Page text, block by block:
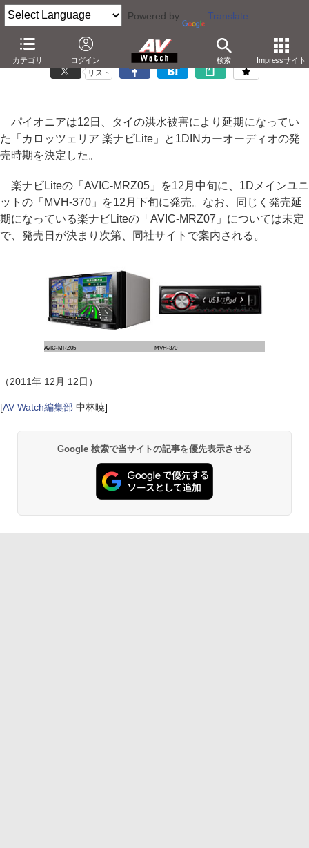
Powered by Translate
カテゴリ ログイン 検索 Impressサイト
パイオニア、タイ洪水で延期していた「楽ナビLite」を12月中旬発売
リスト
パイオニアは12日、タイの洪水被害により延期になってい
た「カロッツェリア 楽ナビLite」と1DINカーオーディオの発
売時期を決定した。
楽ナビLiteの「AVIC-MRZ05」を12月中旬に、1Dメインユニ
ットの「MVH-370」を12月下旬に発売。なお、同じく発売延
期になっている楽ナビLiteの「AVIC-MRZ07」については未定
で、発売日が決まり次第、同社サイトで案内される。
AVIC-MRZ05 MVH-370
（2011年 12月 12日）
[AV Watch編集部 中林暁]
Google 検索で当サイトの記事を優先表示させる